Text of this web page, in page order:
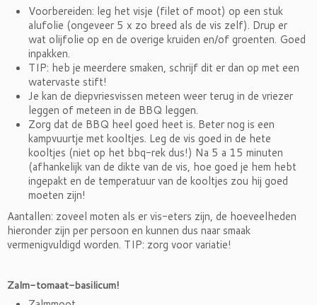
Voorbereiden: leg het visje (filet of moot) op een stuk
alufolie (ongeveer 5 x zo breed als de vis zelf). Drup er
wat olijfolie op en de overige kruiden en/of groenten. Goed
inpakken.
TIP: heb je meerdere smaken, schrijf dit er dan op met een
watervaste stift!
Je kan de diepvriesvissen meteen weer terug in de vriezer
leggen of meteen in de BBQ leggen.
Zorg dat de BBQ heel goed heet is. Beter nog is een
kampvuurtje met kooltjes. Leg de vis goed in de hete
kooltjes (niet op het bbq-rek dus!) Na 5 a 15 minuten
(afhankelijk van de dikte van de vis, hoe goed je hem hebt
ingepakt en de temperatuur van de kooltjes zou hij goed
moeten zijn!
Aantallen: zoveel moten als er vis-eters zijn, de hoeveelheden
hieronder zijn per persoon en kunnen dus naar smaak
vermenigvuldigd worden. TIP: zorg voor variatie!
Zalm-tomaat-basilicum!